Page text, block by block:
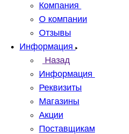
Компания
О компании
Отзывы
Информация
Назад
Информация
Реквизиты
Магазины
Акции
Поставщикам